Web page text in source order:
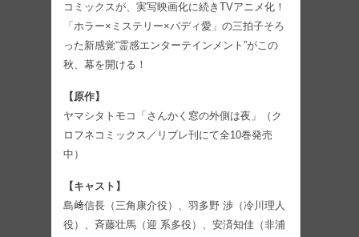
コミックスが、実写映画化に続きTVアニメ化！
「ホラー×ミステリー×バディ愛」の三拍子そろ
った新感覚“霊感エンターテインメント”がこの
秋、幕を開ける！
【原作】
ヤマシタトモコ「さんかく窓の外側は夜」（ク
ロフネコミックス／リブレ刊にて全10巻発売
中）
【キャスト】
島﨑信長（三角康介役）、羽多野 渉（冷川理人
役）、斉藤壮馬（迎 系多役）、安済知佳（非浦